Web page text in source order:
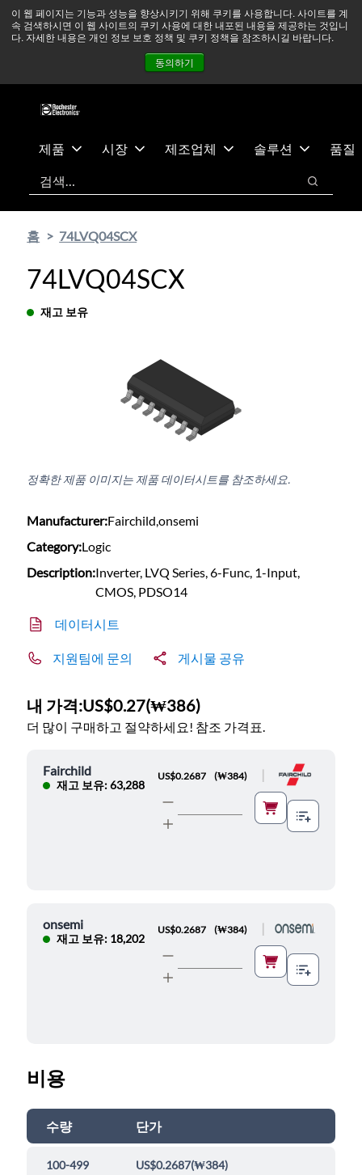
이 웹 페이지는 기능과 성능을 향상시키기 위해 쿠키를 사용합니다. 사이트를 계
속 검색하시면 이 웹 사이트의 쿠키 사용에 대한 내포된 내용을 제공하는 것입니
다. 자세한 내용은 개인 정보 보호 정책 및 쿠키 정책을 참조하시길 바랍니다.
동의하기
츠
건
중동 지역 상황을 지속적으로 주시하고 있으며, 모든 서비스는
정상적으로 운영되고 있습니다. 더 읽어보기 →
뉴스
문의하기
제품 시장 제조업체 솔루션
품질
검색
검색
홈 74LVQ04SCX
74LVQ04SCX
재고 보유
정확한 제품 이미지는 제품 데이터시트를 참조하세요.
Manufacturer:Fairchild,onsemi
Category:Logic
Description:Inverter, LVQ Series, 6-Func, 1-Input,
CMOS, PDSO14
데이터시트
지원팀에 문의 게시물 공유
내 가격:US$0.27(₩386)
더 많이 구매하고 절약하세요! 참조 가격표.
Fairchild
재고 보유: 63,288
US$0.2687 (₩384)
onsemi
재고 보유: 18,202
US$0.2687 (₩384)
비용
수량 단가
100-499 US$0.2687(₩384)